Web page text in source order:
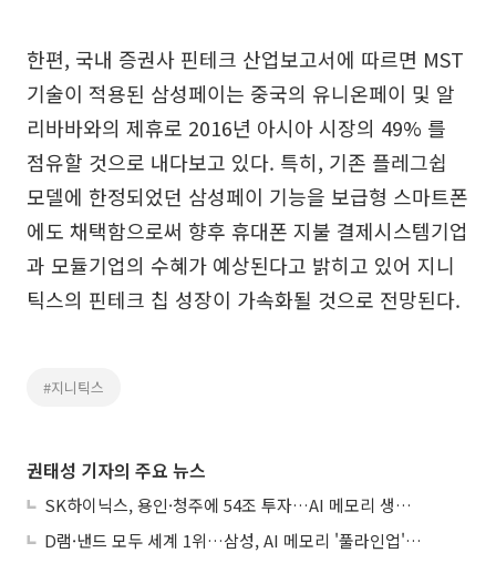
한편, 국내 증권사 핀테크 산업보고서에 따르면 MST
기술이 적용된 삼성페이는 중국의 유니온페이 및 알
리바바와의 제휴로 2016년 아시아 시장의 49% 를
점유할 것으로 내다보고 있다. 특히, 기존 플레그쉽
모델에 한정되었던 삼성페이 기능을 보급형 스마트폰
에도 채택함으로써 향후 휴대폰 지불 결제시스템기업
과 모듈기업의 수혜가 예상된다고 밝히고 있어 지니
틱스의 핀테크 칩 성장이 가속화될 것으로 전망된다.
#지니틱스
권태성 기자의 주요 뉴스
SK하이닉스, 용인·청주에 54조 투자…AI 메모리 생산기지 키운다
D램·낸드 모두 세계 1위…삼성, AI 메모리 '풀라인업'으로 승부